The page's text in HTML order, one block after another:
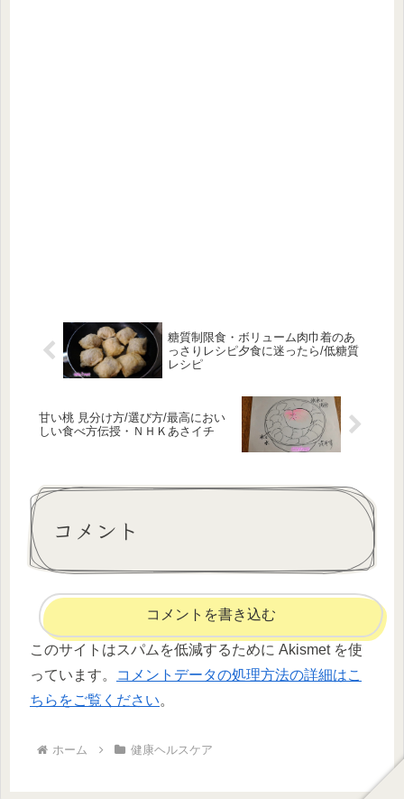
糖質制限食・ボリューム肉巾着のあ
っさりレシピ夕食に迷ったら/低糖質
レシピ
甘い桃 見分け方/選び方/最高におい
しい食べ方伝授・ＮＨＫあさイチ
コメント
コメントを書き込む
このサイトはスパムを低減するために Akismet を使
っています。
コメントデータの処理方法の詳細はこ
ちらをご覧ください。
ホーム 健康ヘルスケア